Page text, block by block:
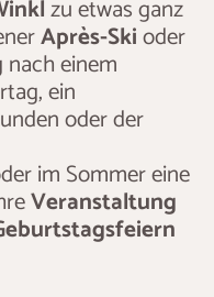
zu etwas ganz
Après-Skioder
nach einem
ein
oder der
im Sommer eine
Veranstaltung